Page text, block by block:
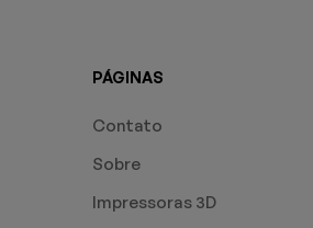
PÁGINAS
Contato
Sobre
Impressoras 3D